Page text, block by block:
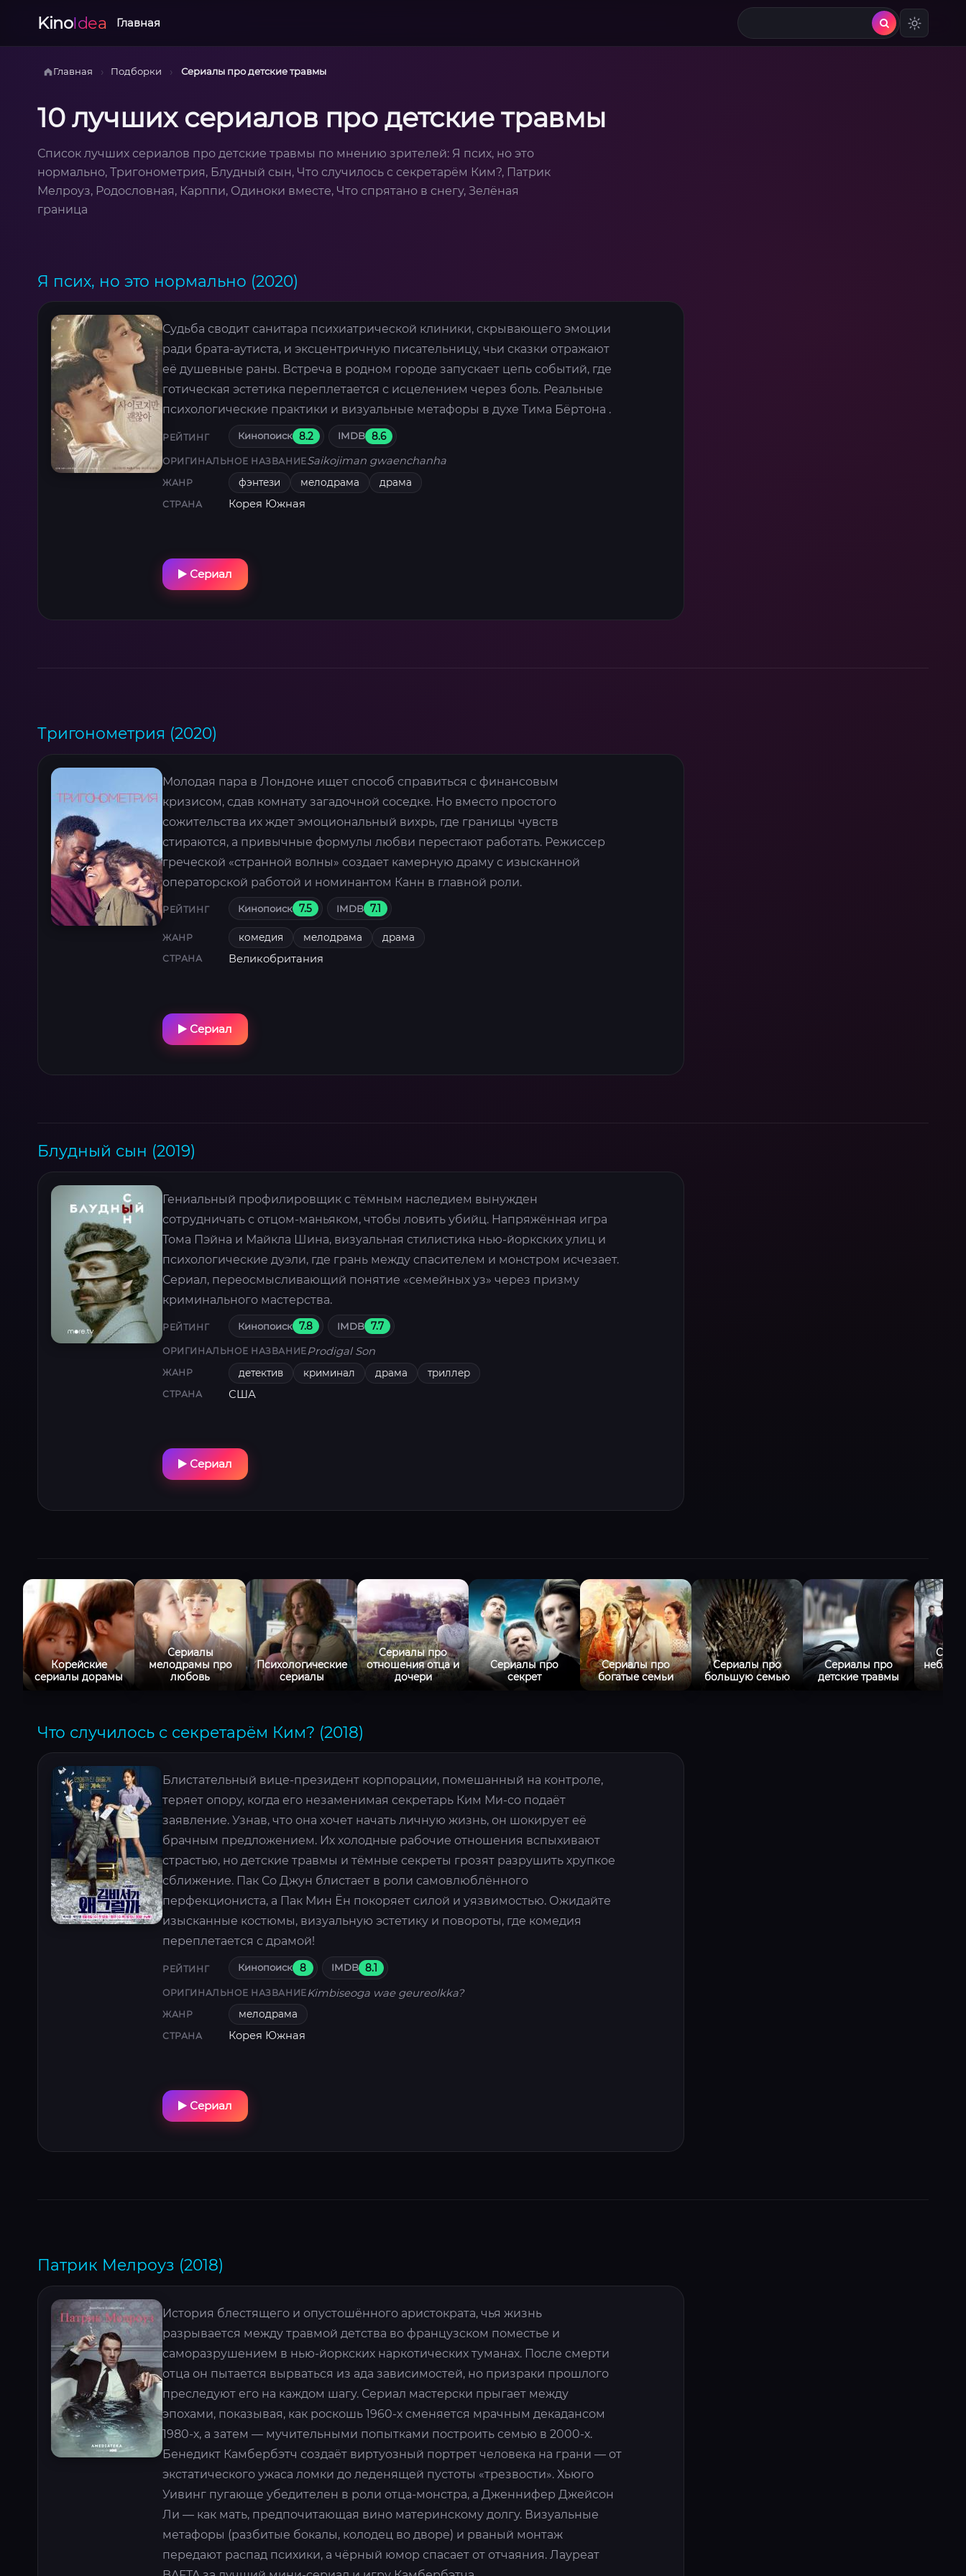
KinoIdea Главная
Главная › Подборки › Сериалы про детские травмы
10 лучших сериалов про детские травмы
Список лучших сериалов про детские травмы по мнению зрителей: Я псих, но это
нормально, Тригонометрия, Блудный сын, Что случилось с секретарём Ким?, Патрик
Мелроуз, Родословная, Карппи, Одиноки вместе, Что спрятано в снегу, Зелёная
граница
Я псих, но это нормально (2020)
Судьба сводит санитара психиатрической клиники, скрывающего эмоции
ради брата-аутиста, и эксцентричную писательницу, чьи сказки отражают
её душевные раны. Встреча в родном городе запускает цепь событий, где
готическая эстетика переплетается с исцелением через боль. Реальные
психологические практики и визуальные метафоры в духе Тима Бёртона .
РЕЙТИНГ Кинопоиск 8.2 IMDB 8.6
ОРИГИНАЛЬНОЕ НАЗВАНИЕSaikojiman gwaenchanha
ЖАНР фэнтези мелодрама драма
СТРАНА Корея Южная
Сериал
Тригонометрия (2020)
Молодая пара в Лондоне ищет способ справиться с финансовым
кризисом, сдав комнату загадочной соседке. Но вместо простого
сожительства их ждет эмоциональный вихрь, где границы чувств
стираются, а привычные формулы любви перестают работать. Режиссер
греческой «странной волны» создает камерную драму с изысканной
операторской работой и номинантом Канн в главной роли.
РЕЙТИНГ Кинопоиск 7.5 IMDB 7.1
ЖАНР комедия мелодрама драма
СТРАНА Великобритания
Сериал
Блудный сын (2019)
Гениальный профилировщик с тёмным наследием вынужден
сотрудничать с отцом-маньяком, чтобы ловить убийц. Напряжённая игра
Тома Пэйна и Майкла Шина, визуальная стилистика нью-йоркских улиц и
психологические дуэли, где грань между спасителем и монстром исчезает.
Сериал, переосмысливающий понятие «семейных уз» через призму
криминального мастерства.
РЕЙТИНГ Кинопоиск 7.8 IMDB 7.7
ОРИГИНАЛЬНОЕ НАЗВАНИЕProdigal Son
ЖАНР детектив криминал драма триллер
СТРАНА США
Сериал
Корейские
сериалы дорамы
Сериалы
мелодрамы про
любовь
Психологические
сериалы
Сериалы про
отношения отца и
дочери
Сериалы про
секрет
Сериалы про
богатые семьи
Сериалы про
большую семью
Сериалы про
детские травмы
Что случилось с секретарём Ким? (2018)
Блистательный вице-президент корпорации, помешанный на контроле,
теряет опору, когда его незаменимая секретарь Ким Ми-со подаёт
заявление. Узнав, что она хочет начать личную жизнь, он шокирует её
брачным предложением. Их холодные рабочие отношения вспыхивают
страстью, но детские травмы и тёмные секреты грозят разрушить хрупкое
сближение. Пак Со Джун блистает в роли самовлюблённого
перфекциониста, а Пак Мин Ён покоряет силой и уязвимостью. Ожидайте
изысканные костюмы, визуальную эстетику и повороты, где комедия
переплетается с драмой!
РЕЙТИНГ Кинопоиск 8 IMDB 8.1
ОРИГИНАЛЬНОЕ НАЗВАНИЕ Kimbiseoga wae geureolkka?
ЖАНР мелодрама
СТРАНА Корея Южная
Сериал
Патрик Мелроуз (2018)
История блестящего и опустошённого аристократа, чья жизнь
разрывается между травмой детства во французском поместье и
саморазрушением в нью-йоркских наркотических туманах. После смерти
отца он пытается вырваться из ада зависимостей, но призраки прошлого
преследуют его на каждом шагу. Сериал мастерски прыгает между
эпохами, показывая, как роскошь 1960-х сменяется мрачным декадансом
1980-х, а затем — мучительными попытками построить семью в 2000-х.
Бенедикт Камбербэтч создаёт виртуозный портрет человека на грани — от
экстатического ужаса ломки до леденящей пустоты «трезвости». Хьюго
Уивинг пугающе убедителен в роли отца-монстра, а Дженнифер Джейсон
Ли — как мать, предпочитающая вино материнскому долгу. Визуальные
метафоры (разбитые бокалы, колодец во дворе) и рваный монтаж
передают распад психики, а чёрный юмор спасает от отчаяния. Лауреат